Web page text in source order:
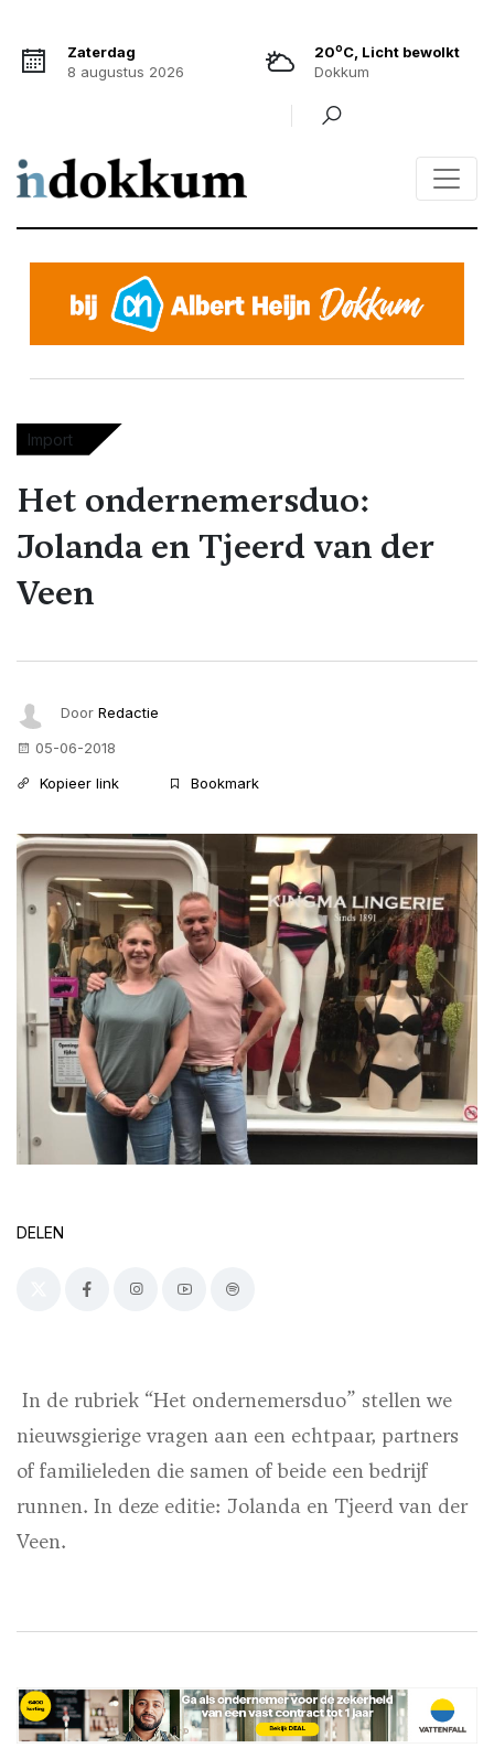
Zaterdag
8 augustus 2026
20oC, Licht bewolkt
Dokkum
Import
Het ondernemersduo:
Jolanda en Tjeerd van der
Veen
Door Redactie
05-06-2018
Kopieer link
Bookmark
DELEN
In de rubriek “Het ondernemersduo” stellen we
nieuwsgierige vragen aan een echtpaar, partners
of familieleden die samen of beide een bedrijf
runnen. In deze editie: Jolanda en Tjeerd van der
Veen.